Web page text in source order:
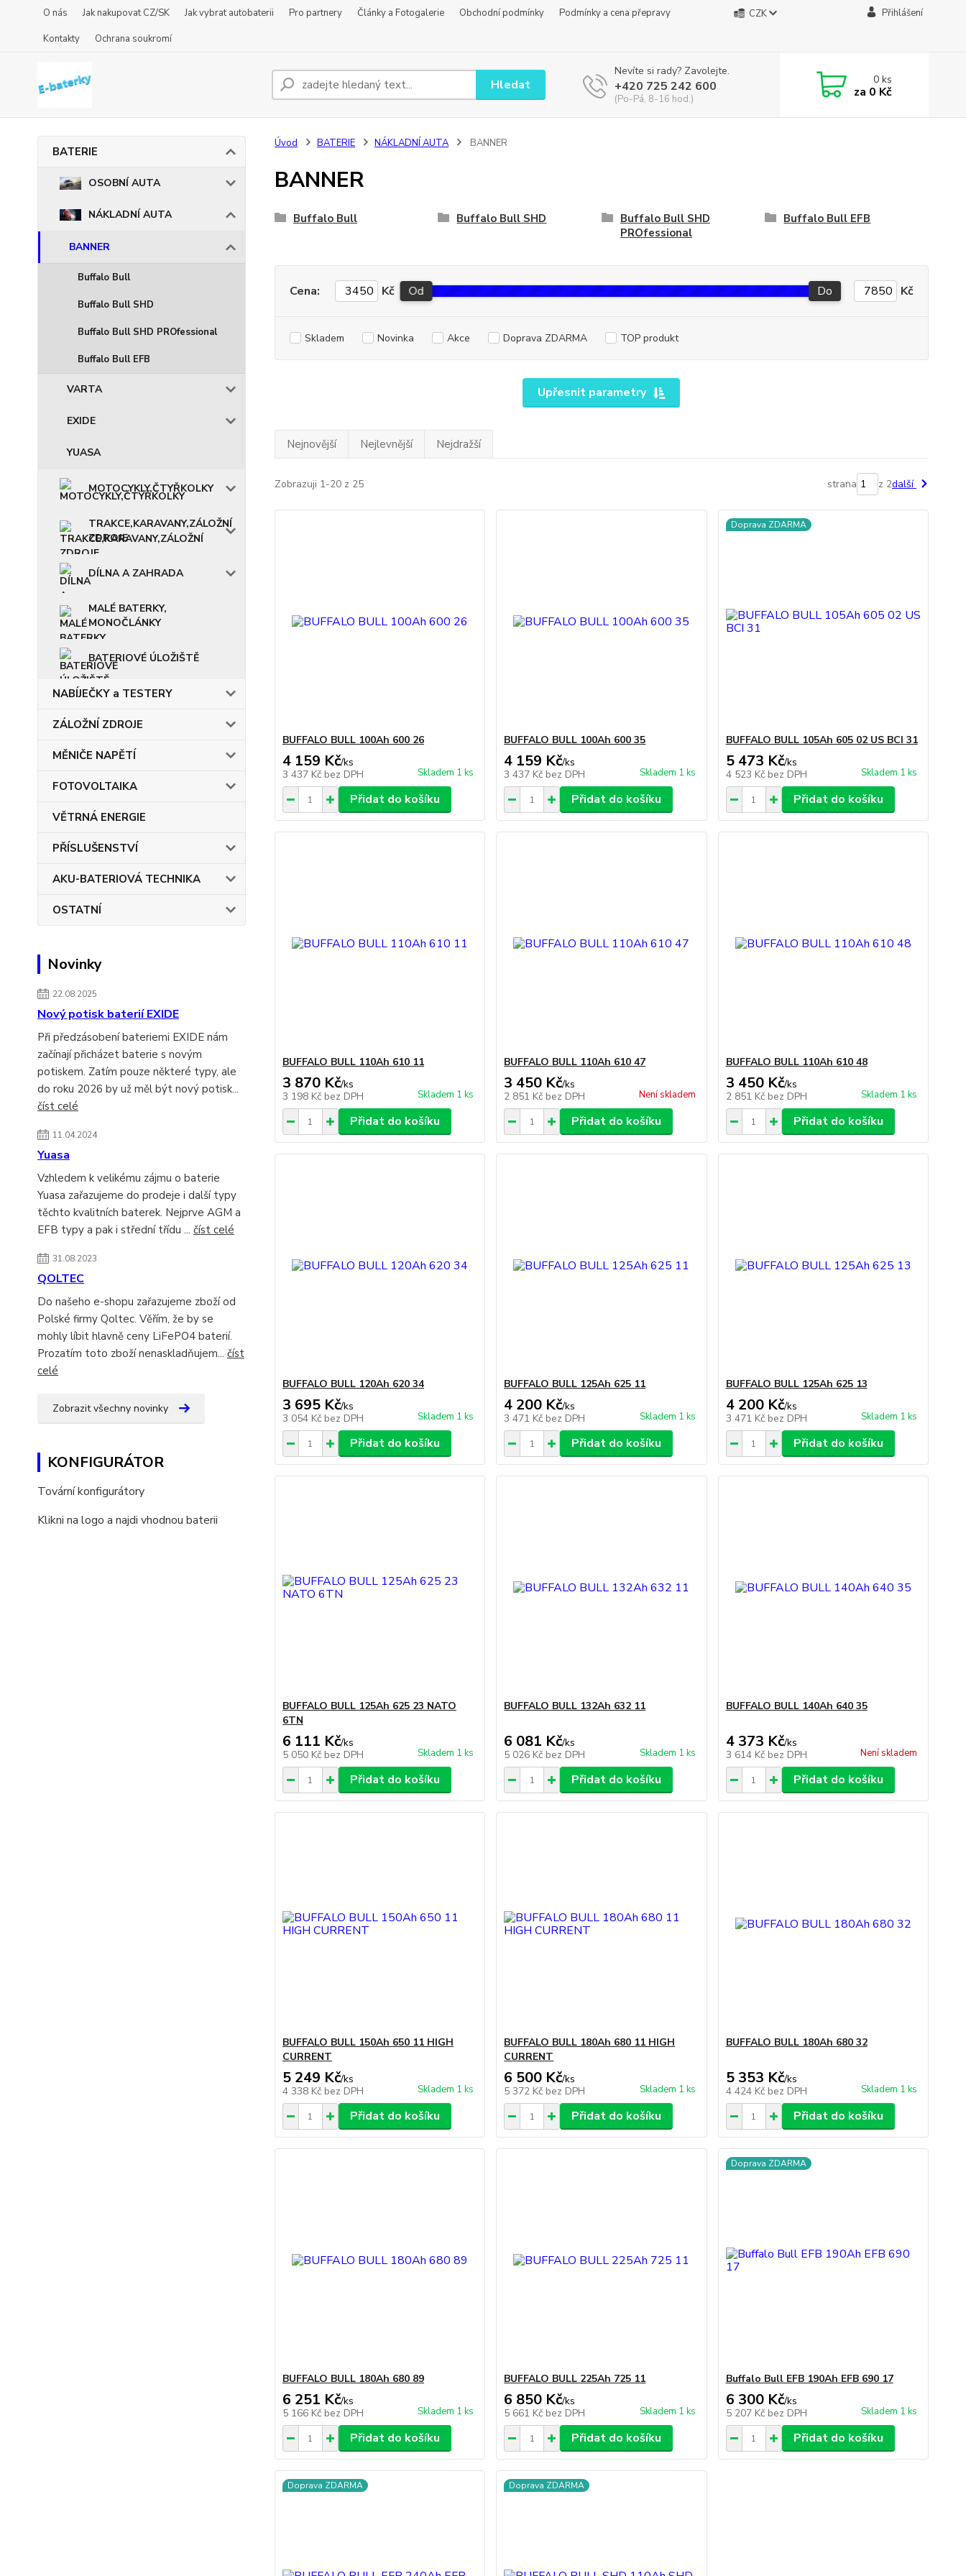
O nás Jak nakupovat CZ/SK Jak vybrat autobaterii Pro partnery Články a Fotogalerie Obchodní podmínky
Podmínky a cena přepravy
Kontakty
Ochrana soukromí
CZK Přihlášení
Hledat
Nevíte si rady? Zavolejte.
+420 725 242 600
(Po-Pá, 8-16 hod.)
0ks
za 0 Kč
BATERIE
OSOBNÍ AUTA
NÁKLADNÍ AUTA
BANNER
Buffalo Bull
Buffalo Bull SHD
Buffalo Bull SHD PROfessional
Buffalo Bull EFB
VARTA
EXIDE
YUASA
MOTOCYKLY,ČTYŘKOLKY
TRAKCE,KARAVANY,ZÁLOŽNÍ
ZDROJE
DÍLNA A ZAHRADA
MALÉ BATERKY,
MONOČLÁNKY
BATERIOVÉ ÚLOŽIŠTĚ
NABÍJEČKY a TESTERY
ZÁLOŽNÍ ZDROJE
MĚNIČE NAPĚTÍ
FOTOVOLTAIKA
VĚTRNÁ ENERGIE
PŘÍSLUŠENSTVÍ
AKU-BATERIOVÁ TECHNIKA
OSTATNÍ
Novinky
22.08.2025
Nový potisk baterií EXIDE
Při předzásobení bateriemi EXIDE nám
začínají přicházet baterie s novým
potiskem. Zatím pouze některé typy, ale
do roku 2026 by už měl být nový potisk...
číst celé
11.04.2024
Yuasa
Vzhledem k velikému zájmu o baterie
Yuasa zařazujeme do prodeje i další typy
těchto kvalitních baterek. Nejprve AGM a
EFB typy a pak i střední třídu ... číst celé
31.08.2023
QOLTEC
Do našeho e-shopu zařazujeme zboží od
Polské firmy Qoltec. Věřím, že by se
mohly líbit hlavně ceny LiFePO4 baterií.
Prozatím toto zboží nenaskladňujem... číst
celé
Zobrazit všechny novinky
KONFIGURÁTOR
Tovární konfigurátory
Klikni na logo a najdi vhodnou baterii
Úvod BATERIE NÁKLADNÍ AUTA BANNER
BANNER
Buffalo Bull Buffalo Bull SHD
Buffalo Bull SHD
PROfessional
Buffalo Bull EFB
Upřesnit parametry
Cena: Kč Od Do Kč
Skladem Novinka Akce Doprava ZDARMA TOP produkt
Nejnovější Nejlevnější Nejdražší
Zobrazuji 1-20 z 25 strana z 2další
BUFFALO BULL 100Ah 600 26
4 159 Kč/ks
3 437 Kč bez DPH Skladem 1 ks
Přidat do košíku
BUFFALO BULL 100Ah 600 35
4 159 Kč/ks
3 437 Kč bez DPH Skladem 1 ks
Přidat do košíku
Doprava ZDARMA
BUFFALO BULL 105Ah 605 02 US BCI 31
5 473 Kč/ks
4 523 Kč bez DPH Skladem 1 ks
Přidat do košíku
BUFFALO BULL 110Ah 610 11
3 870 Kč/ks
3 198 Kč bez DPH Skladem 1 ks
Přidat do košíku
BUFFALO BULL 110Ah 610 47
3 450 Kč/ks
2 851 Kč bez DPH Není skladem
Přidat do košíku
BUFFALO BULL 110Ah 610 48
3 450 Kč/ks
2 851 Kč bez DPH Skladem 1 ks
Přidat do košíku
BUFFALO BULL 120Ah 620 34
3 695 Kč/ks
3 054 Kč bez DPH Skladem 1 ks
Přidat do košíku
BUFFALO BULL 125Ah 625 11
4 200 Kč/ks
3 471 Kč bez DPH Skladem 1 ks
Přidat do košíku
BUFFALO BULL 125Ah 625 13
4 200 Kč/ks
3 471 Kč bez DPH Skladem 1 ks
Přidat do košíku
BUFFALO BULL 125Ah 625 23 NATO
6TN
6 111 Kč/ks
5 050 Kč bez DPH Skladem 1 ks
Přidat do košíku
BUFFALO BULL 132Ah 632 11
6 081 Kč/ks
5 026 Kč bez DPH Skladem 1 ks
Přidat do košíku
BUFFALO BULL 140Ah 640 35
4 373 Kč/ks
3 614 Kč bez DPH Není skladem
Přidat do košíku
BUFFALO BULL 150Ah 650 11 HIGH
CURRENT
5 249 Kč/ks
4 338 Kč bez DPH Skladem 1 ks
Přidat do košíku
BUFFALO BULL 180Ah 680 11 HIGH
CURRENT
6 500 Kč/ks
5 372 Kč bez DPH Skladem 1 ks
Přidat do košíku
BUFFALO BULL 180Ah 680 32
5 353 Kč/ks
4 424 Kč bez DPH Skladem 1 ks
Přidat do košíku
BUFFALO BULL 180Ah 680 89
6 251 Kč/ks
5 166 Kč bez DPH Skladem 1 ks
Přidat do košíku
BUFFALO BULL 225Ah 725 11
6 850 Kč/ks
5 661 Kč bez DPH Skladem 1 ks
Přidat do košíku
Doprava ZDARMA
Buffalo Bull EFB 190Ah EFB 690 17
6 300 Kč/ks
5 207 Kč bez DPH Skladem 1 ks
Přidat do košíku
Doprava ZDARMA Doprava ZDARMA